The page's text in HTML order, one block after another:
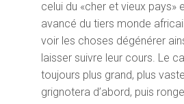
celui du «cher et vieux pays»
avancé du tiers monde
voir les choses dégénérer
laisser suivre leur cours. Le
toujours plus grand, plus
grignotera d’abord, puis